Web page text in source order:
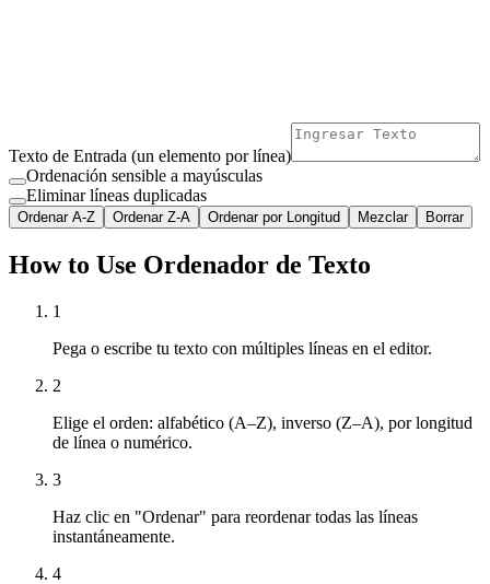
Texto de Entrada (un elemento por línea)
Ordenación sensible a mayúsculas
Eliminar líneas duplicadas
Ordenar A-Z Ordenar Z-A Ordenar por Longitud Mezclar Borrar
How to Use Ordenador de Texto
1
Pega o escribe tu texto con múltiples líneas en el editor.
2
Elige el orden: alfabético (A–Z), inverso (Z–A), por longitud
de línea o numérico.
3
Haz clic en "Ordenar" para reordenar todas las líneas
instantáneamente.
4